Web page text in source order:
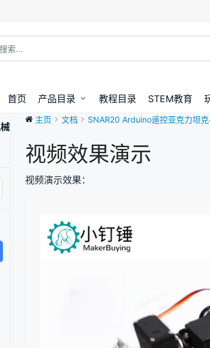
首页 产品目录 教程目录 STEM教育
主页 文档 SNAR20 Arduino遥控亚克力坦
视频效果演示
视频演示效果：